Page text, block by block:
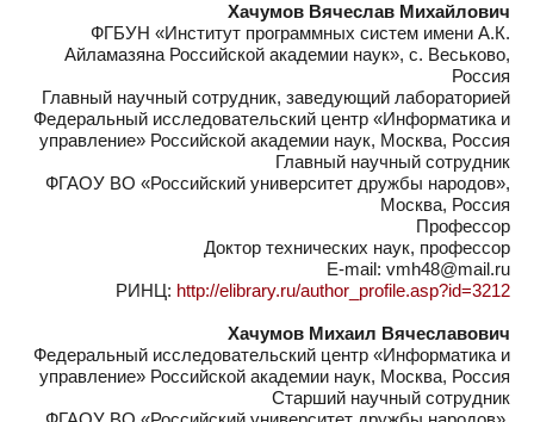
Хачумов Вячеслав Михайлович
ФГБУН «Институт программных систем имени А.К.
Айламазяна Российской академии наук», с. Веськово,
Россия
Главный научный сотрудник, заведующий лабораторией
Федеральный исследовательский центр «Информатика и
управление» Российской академии наук, Москва, Россия
Главный научный сотрудник
ФГАОУ ВО «Российский университет дружбы народов»,
Москва, Россия
Профессор
Доктор технических наук, профессор
E-mail: vmh48@mail.ru
РИНЦ: http://elibrary.ru/author_profile.asp?id=3212
Хачумов Михаил Вячеславович
Федеральный исследовательский центр «Информатика и
управление» Российской академии наук, Москва, Россия
Старший научный сотрудник